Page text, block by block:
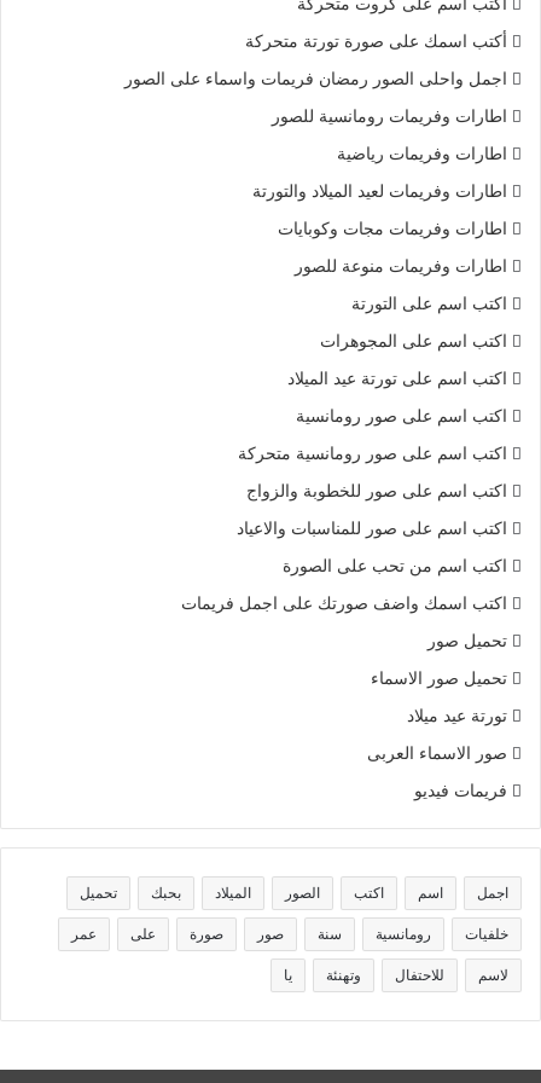
أكتب اسمك على صورة تورتة متحركة
اجمل واحلى الصور رمضان فريمات واسماء على الصور
اطارات وفريمات رومانسية للصور
اطارات وفريمات رياضية
اطارات وفريمات لعيد الميلاد والتورتة
اطارات وفريمات مجات وكوبايات
اطارات وفريمات منوعة للصور
اكتب اسم على التورتة
اكتب اسم على المجوهرات
اكتب اسم على تورتة عيد الميلاد
اكتب اسم على صور رومانسية
اكتب اسم على صور رومانسية متحركة
اكتب اسم على صور للخطوبة والزواج
اكتب اسم على صور للمناسبات والاعياد
اكتب اسم من تحب على الصورة
اكتب اسمك واضف صورتك على اجمل فريمات
تحميل صور
تحميل صور الاسماء
تورتة عيد ميلاد
صور الاسماء العربى
فريمات فيديو
اجمل اسم اكتب الصور الميلاد بحبك تحميل
خلفيات رومانسية سنة صور صورة على عمر
لاسم للاحتفال وتهنئة يا